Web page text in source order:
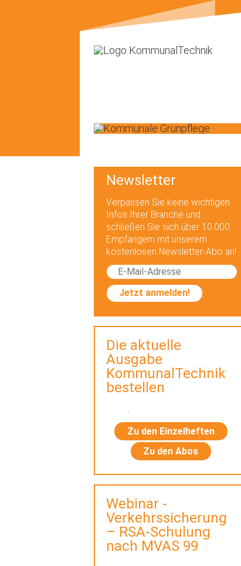
Newsletter
Verpassen Sie keine wichtigen
Infos Ihrer Branche und
schließen Sie sich über 10.000
Empfängern mit unserem
kostenlosen Newsletter-Abo an!
Jetzt anmelden!
Die aktuelle
Ausgabe
KommunalTechnik
bestellen
Zu den Einzelheften
Zu den Abos
Webinar -
Verkehrssicherung
– RSA-Schulung
nach MVAS 99